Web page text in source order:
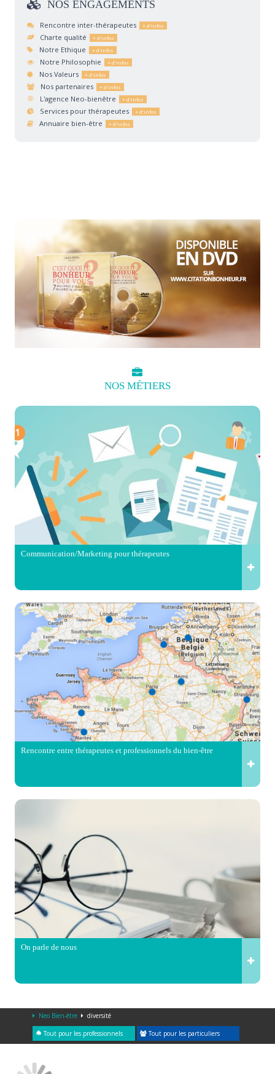
NOS ENGAGEMENTS
Rencontre inter-thérapeutes
Charte qualité
Notre Ethique
Notre Philosophie
Nos Valeurs
Nos partenaires
L'agence Neo-bienêtre
Services pour thérapeutes
Annuaire bien-être
NOS MÉTIERS
Communication/Marketing pour thérapeutes
Rencontre entre thérapeutes et professionnels du bien-être
On parle de nous
Neo Bien-être diversité
Tout pour les professionnels Tout pour les particuliers